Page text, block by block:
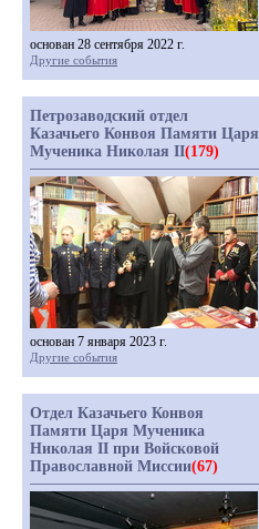
основан 28 сентября 2022 г.
Другие события
Петрозаводский отдел
Казачьего Конвоя Памяти Царя
Мученика Николая II(179)
основан 7 января 2023 г.
Другие события
Отдел Казачьего Конвоя
Памяти Царя Мученика
Николая II при Войсковой
Православной Миссии(67)